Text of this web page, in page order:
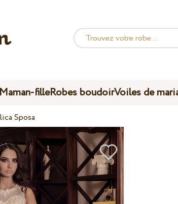
filleRobes boudoirVoiles de
Sposa